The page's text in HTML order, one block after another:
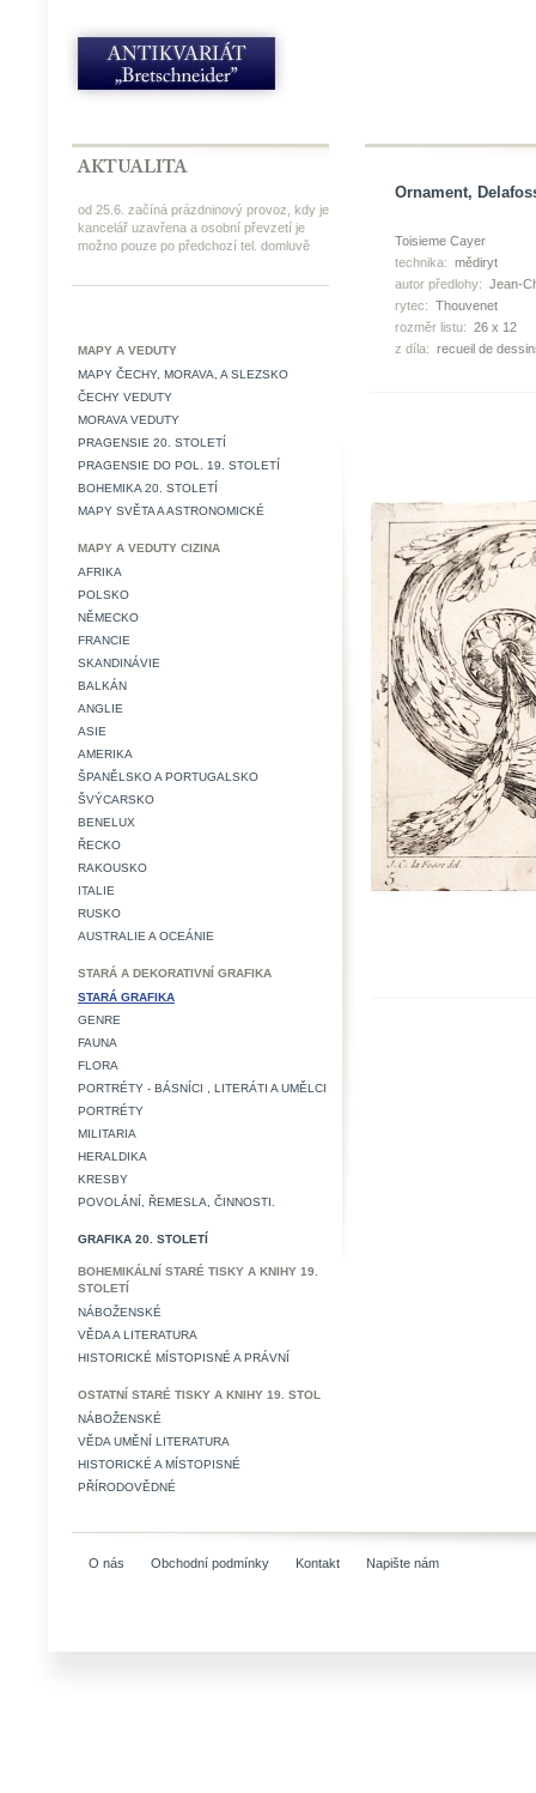
od 25.6. začíná prázdninový provoz, kdy je
kancelář uzavřena a osobní převzetí je
možno pouze po předchozí tel. domluvě
MAPY A VEDUTY
MAPY ČECHY, MORAVA, A SLEZSKO
ČECHY VEDUTY
MORAVA VEDUTY
PRAGENSIE 20. STOLETÍ
PRAGENSIE DO POL. 19. STOLETÍ
BOHEMIKA 20. STOLETÍ
MAPY SVĚTA A ASTRONOMICKÉ
MAPY A VEDUTY CIZINA
AFRIKA
POLSKO
NĚMECKO
FRANCIE
SKANDINÁVIE
BALKÁN
ANGLIE
ASIE
AMERIKA
ŠPANĚLSKO A PORTUGALSKO
ŠVÝCARSKO
BENELUX
ŘECKO
RAKOUSKO
ITALIE
RUSKO
AUSTRALIE A OCEÁNIE
STARÁ A DEKORATIVNÍ GRAFIKA
STARÁ GRAFIKA
GENRE
FAUNA
FLORA
PORTRÉTY - BÁSNÍCI , LITERÁTI A UMĚLCI
PORTRÉTY
MILITARIA
HERALDIKA
KRESBY
POVOLÁNÍ, ŘEMESLA, ČINNOSTI.
GRAFIKA 20. STOLETÍ
BOHEMIKÁLNÍ STARÉ TISKY A KNIHY 19.
STOLETÍ
NÁBOŽENSKÉ
VĚDA A LITERATURA
HISTORICKÉ MÍSTOPISNÉ A PRÁVNÍ
OSTATNÍ STARÉ TISKY A KNIHY 19. STOL
NÁBOŽENSKÉ
VĚDA UMĚNÍ LITERATURA
HISTORICKÉ A MÍSTOPISNÉ
PŘÍRODOVĚDNÉ
Ornament,
Toisieme Cayer
technika: mědiryt
autor předlohy: Jean-
rytec: Thouvenet
rozměr listu: 26 x 12
z díla: recueil de
O nás Obchodní podmínky Kontakt Napište nám